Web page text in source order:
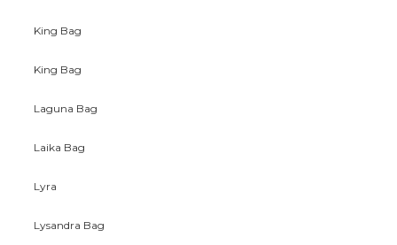
King Bag
King Bag
Laguna Bag
Laika Bag
Lyra
Lysandra Bag